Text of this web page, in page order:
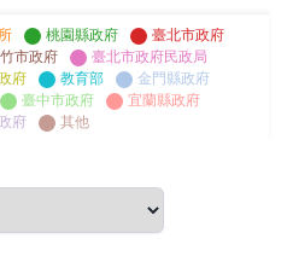
桃園縣政府
臺北市政府
市政府
臺北市政府民政局
府 教育部
金門縣政府
臺中市政府
宜蘭縣政府
府
其他